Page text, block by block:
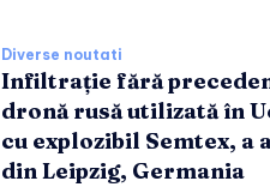
Diverse noutati
Infiltrație fără
dronă rusă utilizată în
cu explozibil Semtex, a
din Leipzig, Germania